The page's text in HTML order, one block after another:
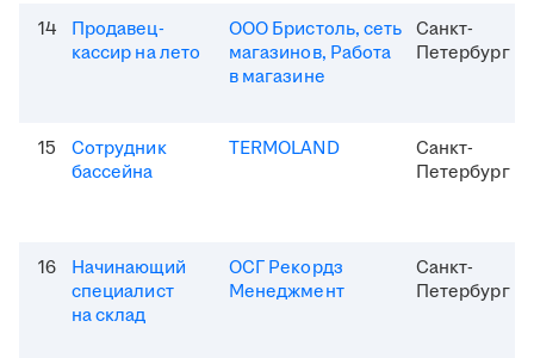
14
Продавец-
кассир на лето
ООО Бристоль, сеть
магазинов, Работа
в магазине
Санкт-
Петербург
15
Сотрудник
бассейна
TERMOLAND
Санкт-
Петербург
16
Начинающий
специалист
на склад
ОСГ Рекордз
Менеджмент
Санкт-
Петербург